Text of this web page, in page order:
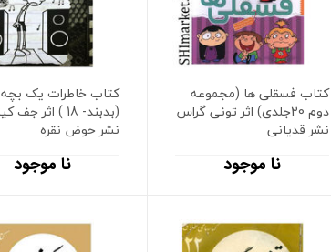
کتاب فسقلی ها (مجموعه
دوم 20جلدی) اثر تونی گراس
نشر قدیانی
نا موجود
کتاب خاطرات یک
(بدبند- 18 ) اثر
نشر حوض نقره
نا موجود